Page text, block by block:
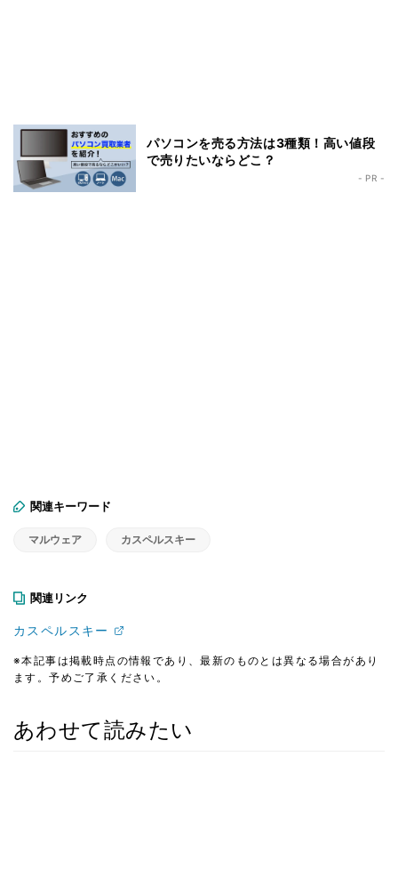
パソコンを売る方法は3種類！高い値段
で売りたいならどこ？
- PR -
関連キーワード
マルウェア カスペルスキー
関連リンク
カスペルスキー
※本記事は掲載時点の情報であり、最新のものとは異なる場合があり
ます。予めご了承ください。
あわせて読みたい